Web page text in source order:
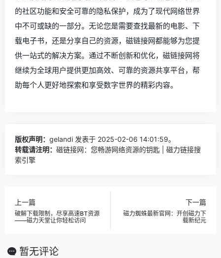
的社区功能和安全可靠的隐私保护，成为了现代网络世界
中不可或缺的一部分。无论您是需要查找最新的电影、下
载电子书，还是分享自己的资源，磁链接网都能够为您提
供一站式的解决方案。通过不断创新和优化，磁链接网将
继续为全球用户提供更加高效、可靠的资源共享平台，帮
助每个人更好地探索和享受数字世界的精彩内容。
版权声明： gelandi 发表于 2025-02-06 14:01:59。
转载请注明： 磁链接网：您畅游网络资源的钥匙 | 磁力链接搜
索引擎
上一篇
破解下载限制，尽享高速BT资源
——磁力天堂让你轻松访问
下一篇
磁力蜘蛛最新官网：开创磁力下
载新纪元
暂无评论